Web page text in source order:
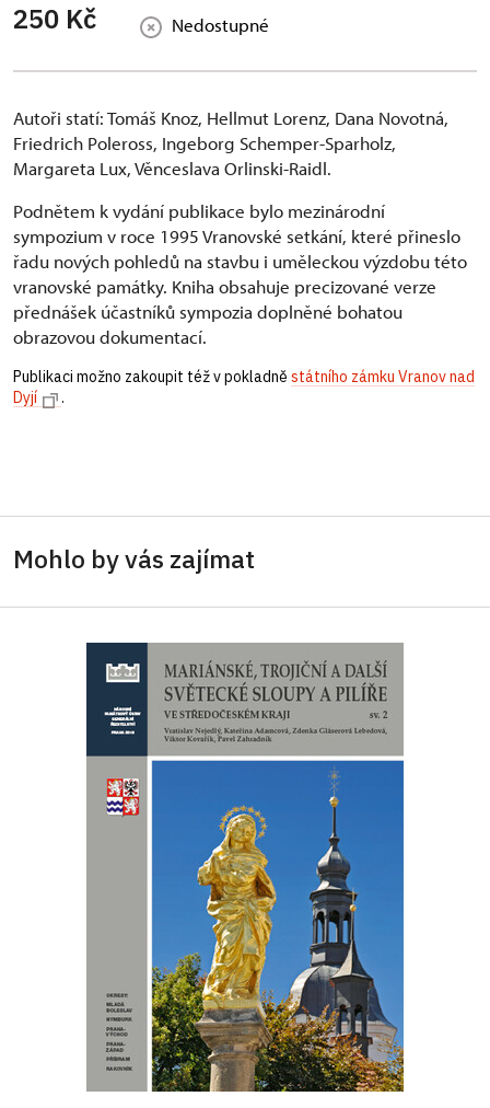
250 Kč Nedostupné
Autoři statí: Tomáš Knoz, Hellmut Lorenz, Dana Novotná,
Friedrich Poleross, Ingeborg Schemper-Sparholz,
Margareta Lux, Věnceslava Orlinski-Raidl.
Podnětem k vydání publikace bylo mezinárodní
sympozium v roce 1995 Vranovské setkání, které přineslo
řadu nových pohledů na stavbu i uměleckou výzdobu této
vranovské památky. Kniha obsahuje precizované verze
přednášek účastníků sympozia doplněné bohatou
obrazovou dokumentací.
Publikaci možno zakoupit též v pokladně státního zámku Vranov nad
Dyjí
.
Mohlo by vás zajímat